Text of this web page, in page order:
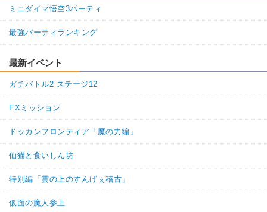
ミニダイマ悟空3パーティ
最強パーティランキング
最新イベント
ガチバトル2 ステージ12
EXミッション
ドッカンフロンティア「魔の力編」
仙猫と食いしん坊
特別編「雲の上のすんげぇ稽古」
仮面の魔人参上